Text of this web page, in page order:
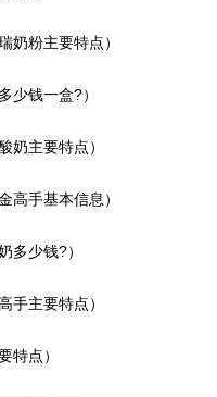
奶粉主要特点）
少钱一盒?）
奶主要特点）
高手基本信息）
多少钱?）
手主要特点）
特点）